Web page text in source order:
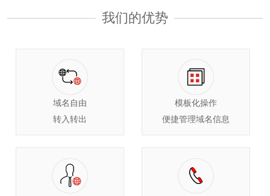
我们的优势
域名自由
转入转出
模板化操作
便捷管理域名信息